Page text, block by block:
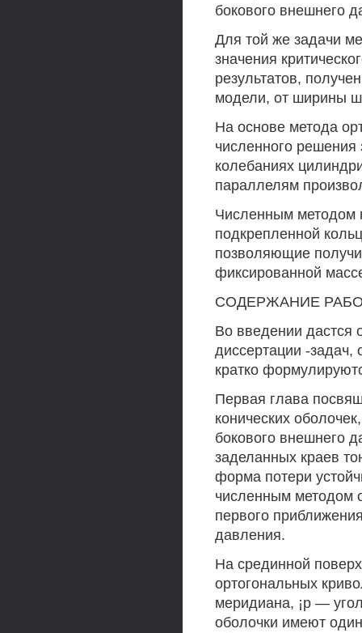
бокового внешнего
Для той же задачи
значения
результатов,
модели, от ширины
На основе метода
численного
колебаниях
параллелям
Численным методом
подкрепленной
позволяющие
фиксированной
СОДЕРЖАНИЕ
Во введении дастся
диссертации -задач,
кратко
Первая глава
конических
бокового внешнего
заделанных краев
форма потери
численным методом
первого
давления.
На срединной
ортогональных
меридиана, ¡р —
оболочки имеют